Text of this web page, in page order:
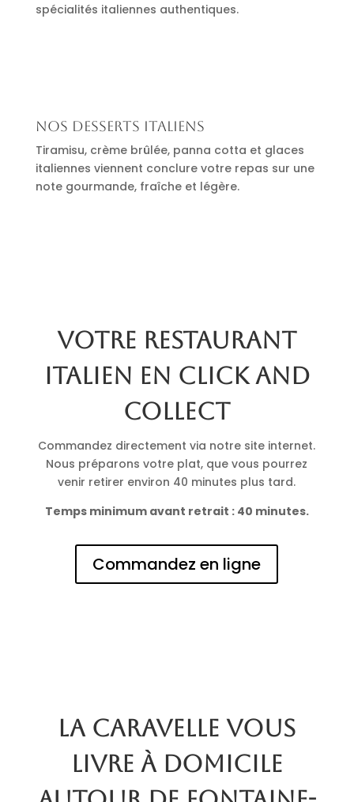
spécialités italiennes authentiques.
Nos desserts italiens
Tiramisu, crème brûlée, panna cotta et glaces
italiennes viennent conclure votre repas sur une
note gourmande, fraîche et légère.
Votre restaurant
italien en click and
collect
Commandez directement via notre site internet.
Nous préparons votre plat, que vous pourrez
venir retirer environ 40 minutes plus tard.
Temps minimum avant retrait : 40 minutes.
Commandez en ligne
La Caravelle vous
livre à domicile